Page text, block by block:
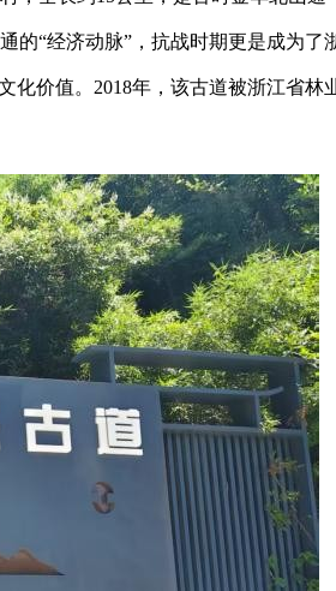
的“经济动脉”，抗战时期更是成为了
化价值。2018年，该古道被浙江省林